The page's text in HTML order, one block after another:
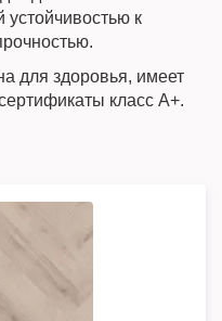
устойчивостью к
для здоровья, имеет
класс A+.